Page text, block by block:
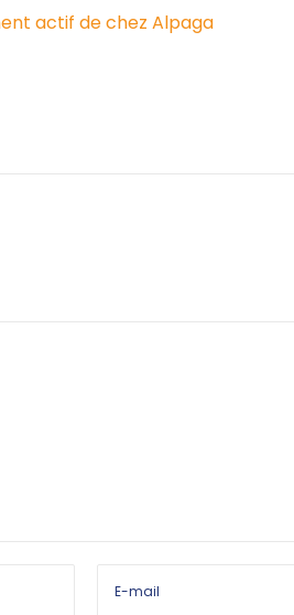
actif de chez Alpaga